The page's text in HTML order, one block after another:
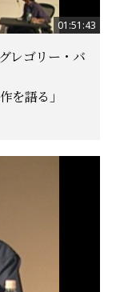
01:51:43
レゴリー・バ
を語る」